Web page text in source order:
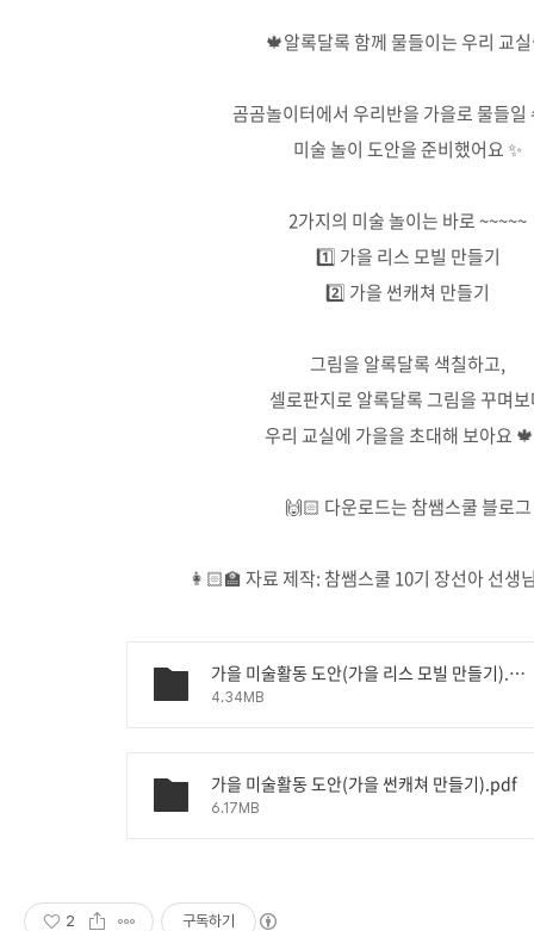
🍁알록달록 함께 물들이는 우리 교
곰곰놀이터에서 우리반을 가을로 물들일
미술 놀이 도안을 준비했어요 ✨
2가지의 미술 놀이는 바로 ~~~~~
1️⃣ 가을 리스 모빌 만들기
2️⃣ 가을 썬캐쳐 만들기
그림을 알록달록 색칠하고,
셀로판지로 알록달록 그림을 꾸며
우리 교실에 가을을 초대해 보아요
🙌🏻 다운로드는 참쌤스쿨 블로그
👩🏻‍🏫 자료 제작: 참쌤스쿨 10기 장선아 선생
가을 미술활동 도안(가을 리스 모빌 만들기).pdf
4.34MB
가을 미술활동 도안(가을 썬캐쳐 만들기).pdf
6.17MB
2 구독하기